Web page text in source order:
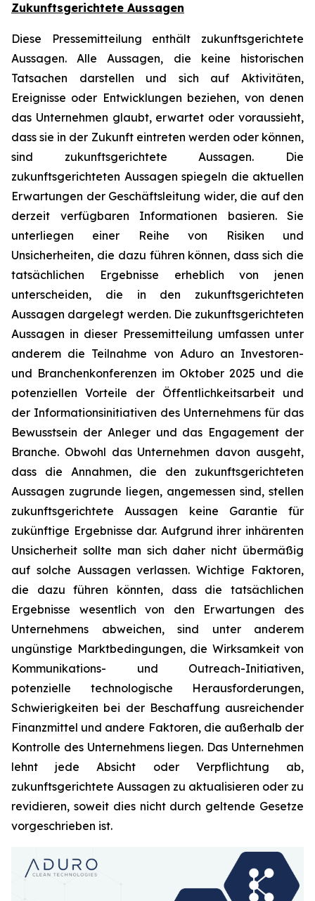
Zukunftsgerichtete Aussagen
Diese Pressemitteilung enthält zukunftsgerichtete
Aussagen. Alle Aussagen, die keine historischen
Tatsachen darstellen und sich auf Aktivitäten,
Ereignisse oder Entwicklungen beziehen, von denen
das Unternehmen glaubt, erwartet oder voraussieht,
dass sie in der Zukunft eintreten werden oder können,
sind zukunftsgerichtete Aussagen. Die
zukunftsgerichteten Aussagen spiegeln die aktuellen
Erwartungen der Geschäftsleitung wider, die auf den
derzeit verfügbaren Informationen basieren. Sie
unterliegen einer Reihe von Risiken und
Unsicherheiten, die dazu führen können, dass sich die
tatsächlichen Ergebnisse erheblich von jenen
unterscheiden, die in den zukunftsgerichteten
Aussagen dargelegt werden. Die zukunftsgerichteten
Aussagen in dieser Pressemitteilung umfassen unter
anderem die Teilnahme von Aduro an Investoren-
und Branchenkonferenzen im Oktober 2025 und die
potenziellen Vorteile der Öffentlichkeitsarbeit und
der Informationsinitiativen des Unternehmens für das
Bewusstsein der Anleger und das Engagement der
Branche. Obwohl das Unternehmen davon ausgeht,
dass die Annahmen, die den zukunftsgerichteten
Aussagen zugrunde liegen, angemessen sind, stellen
zukunftsgerichtete Aussagen keine Garantie für
zukünftige Ergebnisse dar. Aufgrund ihrer inhärenten
Unsicherheit sollte man sich daher nicht übermäßig
auf solche Aussagen verlassen. Wichtige Faktoren,
die dazu führen könnten, dass die tatsächlichen
Ergebnisse wesentlich von den Erwartungen des
Unternehmens abweichen, sind unter anderem
ungünstige Marktbedingungen, die Wirksamkeit von
Kommunikations- und Outreach-Initiativen,
potenzielle technologische Herausforderungen,
Schwierigkeiten bei der Beschaffung ausreichender
Finanzmittel und andere Faktoren, die außerhalb der
Kontrolle des Unternehmens liegen. Das Unternehmen
lehnt jede Absicht oder Verpflichtung ab,
zukunftsgerichtete Aussagen zu aktualisieren oder zu
revidieren, soweit dies nicht durch geltende Gesetze
vorgeschrieben ist.